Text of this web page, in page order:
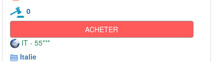
0
ACHETER
IT - 55***
Italie